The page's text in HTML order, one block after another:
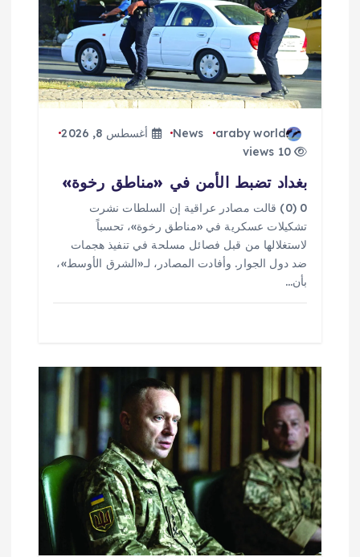
araby world
News
أغسطس 8, 2026
10 views
بغداد تضبط الأمن في «مناطق رخوة»
0 (0) قالت مصادر عراقية إن السلطات نشرت
تشكيلات عسكرية في «مناطق رخوة»، تحسباً
لاستغلالها من قبل فصائل مسلحة في تنفيذ هجمات
ضد دول الجوار. وأفادت المصادر، لـ«الشرق الأوسط»،
بأن…